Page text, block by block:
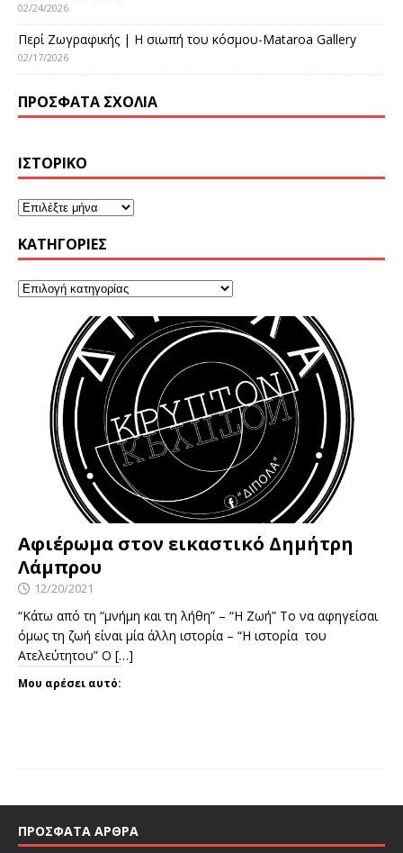
02/24/2026
Περί Ζωγραφικής | Η σιωπή του κόσμου-Mataroa Gallery
02/17/2026
ΠΡΌΣΦΑΤΑ ΣΧΌΛΙΑ
ΙΣΤΟΡΙΚΌ
KΑΤΗΓΟΡΊΕΣ
Αφιέρωμα στον εικαστικό Δημήτρη
Λάμπρου
12/20/2021
“Κάτω από τη “μνήμη και τη λήθη” – “Η Ζωή” Το να αφηγείσαι
όμως τη ζωή είναι μία άλλη ιστορία – “Η ιστορία του
Ατελεύτητου” Ο […]
Μου αρέσει αυτό:
ΠΡΌΣΦΑΤΑ ΆΡΘΡΑ